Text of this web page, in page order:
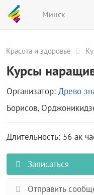
Минск
Красота и здоровье
Курсы
Организатор:Древо
Борисов,
Длительность: 56 ак
Записаться
Отправить